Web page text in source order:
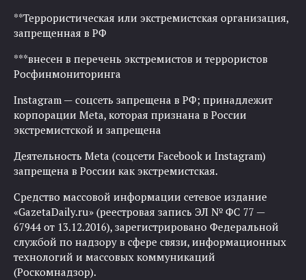
**Террористическая или экстремистская организация,
запрещенная в РФ
***внесен в перечень экстремистов и террористов
Росфинмониторинга
Instagram — соцсеть запрещена в РФ; принадлежит
корпорации Meta, которая признана в России
экстремистской и запрещена
Деятельность Meta (соцсети Facebook и Instagram)
запрещена в России как экстремистская.
Средство массовой информации сетевое издание
«GazetaDaily.ru» (реестровая запись ЭЛ № ФС 77 —
67944 от 13.12.2016), зарегистрировано Федеральной
службой по надзору в сфере связи, информационных
технологий и массовых коммуникаций
(Роскомнадзор).